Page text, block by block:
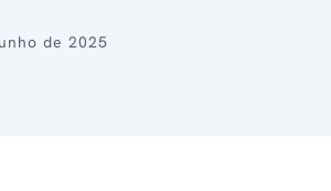
de 2025